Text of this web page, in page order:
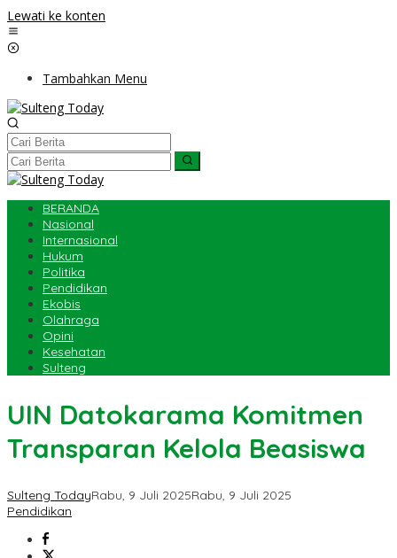
Lewati ke konten
Tambahkan Menu
BERANDA
Nasional
Internasional
Hukum
Politika
Pendidikan
Ekobis
Olahraga
Opini
Kesehatan
Sulteng
UIN Datokarama Komitmen
Transparan Kelola Beasiswa
Sulteng TodayRabu, 9 Juli 2025Rabu, 9 Juli 2025
Pendidikan